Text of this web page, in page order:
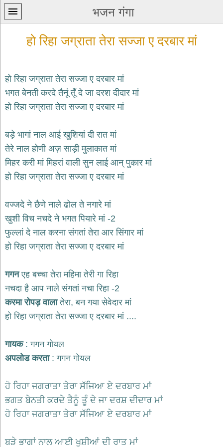
भजन गंगा
प्रथम
पन्ना
कृष्ण
भजन
krishna
bhajans
शिव
bhajans
हनुमान
भजन
hanuman
bhajans
भजन
bhajans
जैन
भजन
दुर्गा
भजन
गणेश
भजन
ganesh
राम
हो रिहा जग्राता तेरा सज्जा ए दरबार मां
हो रिहा जग्राता तेरा सज्जा ए दरबार मां
भगत बेनती करदे तैनूं तूँ दे जा दरश दीदार मां
हो रिहा जग्राता तेरा सज्जा ए दरबार मां
बड़े भागां नाल आई खुशियां दी रात मां
तेरे नाल होणी अज़ साड़ी मुलाकात मां
मिहर करी मां मिहरां वाली सुन लाई आन् पुकार मां
हो रिहा जग्राता तेरा सज्जा ए दरबार मां
वज्जदे ने छैणे नाले ढोल ते नगारे मां
खुशी विच नचदे ने भगत पियारे मां -2
फुल्लां दे नाल करना संगतां तेरा आर सिंगार मां
हो रिहा जग्राता तेरा सज्जा ए दरबार मां
गगनएह बच्चा तेरा महिमा तेरी गा रिहा
नचदा है आप नाले संगतां नचा रिहा -2
करमा रोपड़ वालातेरा, बन गया सेवेदार मां
हो रिहा जग्राता तेरा सज्जा ए दरबार मां ....
गायक: गगन गोयल
अपलोड करता: गगन गोयल
ਹੋ ਰਿਹਾ ਜਗਰਾਤਾ ਤੇਰਾ ਸੱਜਿਆ ਏ ਦਰਬਾਰ ਮਾਂ
ਭਗਤ ਬੇਨਤੀ ਕਰਦੇ ਤੈਨੂੰ ਤੂੰ ਦੇ ਜਾ ਦਰਸ਼ ਦੀਦਾਰ ਮਾਂ
ਹੋ ਰਿਹਾ ਜਗਰਾਤਾ ਤੇਰਾ ਸੱਜਿਆ ਏ ਦਰਬਾਰ ਮਾਂ
ਬੜੇ ਭਾਗਾਂ ਨਾਲ ਆਈ ਖੁਸ਼ੀਆਂ ਦੀ ਰਾਤ ਮਾਂ